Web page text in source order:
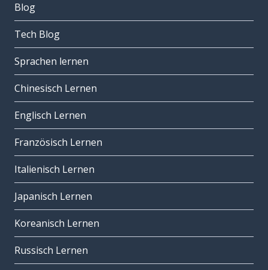
Blog
Tech Blog
Sprachen lernen
Chinesisch Lernen
Englisch Lernen
Französisch Lernen
Italienisch Lernen
Japanisch Lernen
Koreanisch Lernen
Russisch Lernen